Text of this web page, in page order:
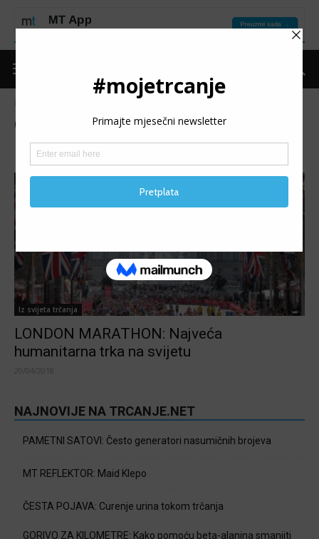
Oznaka: virgin money london
marathon
Iz svijeta trčanja
LONDON MARATHON: Najveća
humanitarna trka na svijetu
20/04/2018
NAJNOVIJE NA TRCANJE.NET
PAMETNI SATOVI: Često generatori nasumičnih brojeva
MT REFLEKTOR: Maid Klepo
ČESTA POJAVA: Curenje urina tokom trčanja
GORIVO ZA KILOMETRE: Kako pomoću beta-alanina smanjiti